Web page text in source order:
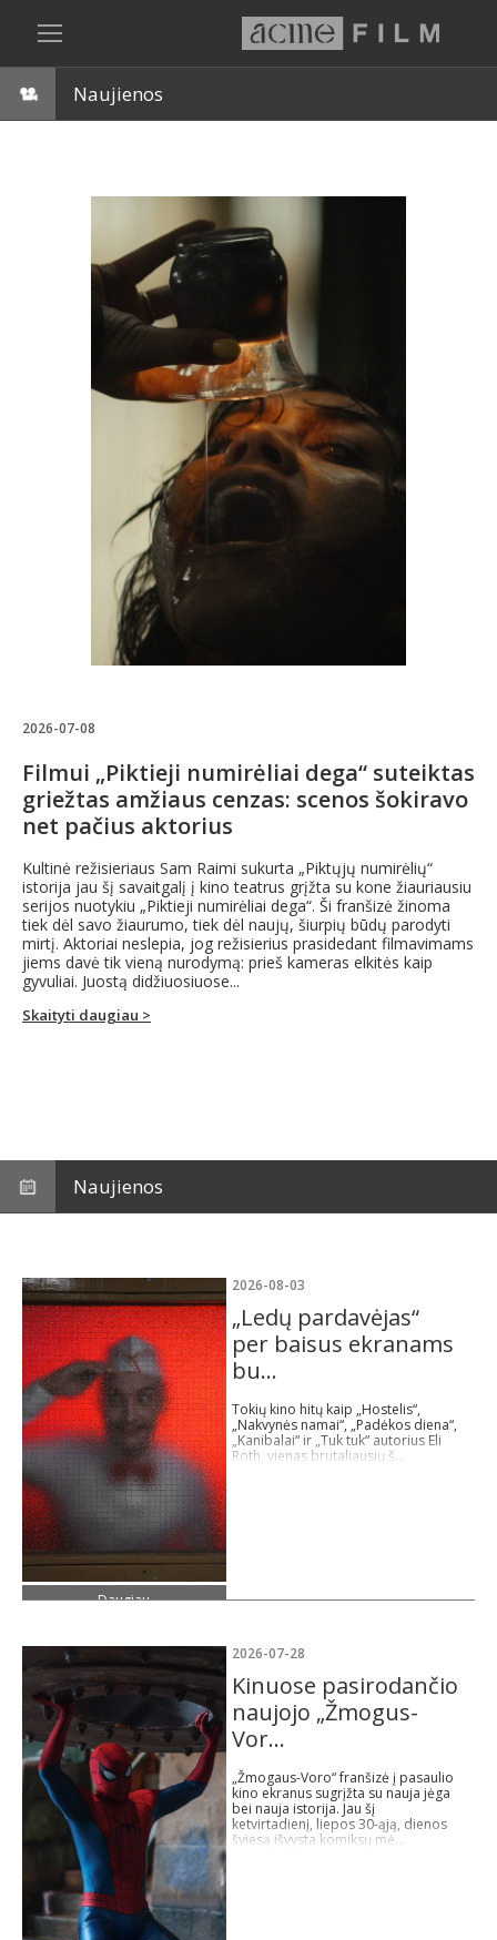
Naujienos
2026-07-08
Filmui „Piktieji numirėliai dega“ suteiktas
griežtas amžiaus cenzas: scenos šokiravo
net pačius aktorius
Kultinė režisieriaus Sam Raimi sukurta „Piktųjų numirėlių“
istorija jau šį savaitgalį į kino teatrus grįžta su kone žiauriausiu
serijos nuotykiu „Piktieji numirėliai dega“. Ši franšizė žinoma
tiek dėl savo žiaurumo, tiek dėl naujų, šiurpių būdų parodyti
mirtį. Aktoriai neslepia, jog režisierius prasidedant filmavimams
jiems davė tik vieną nurodymą: prieš kameras elkitės kaip
gyvuliai. Juostą didžiuosiuose...
Skaityti daugiau >
Naujienos
Daugiau
2026-08-03
„Ledų pardavėjas“
per baisus ekranams
bu...
Tokių kino hitų kaip „Hostelis“,
„Nakvynės namai“, „Padėkos diena“,
„Kanibalai“ ir „Tuk tuk“ autorius Eli
Roth, vienas brutaliausių š...
2026-07-28
Kinuose pasirodančio
naujojo „Žmogus-
Vor...
„Žmogaus-Voro“ franšizė į pasaulio
kino ekranus sugrįžta su nauja jėga
bei nauja istorija. Jau šį
ketvirtadienį, liepos 30-ąją, dienos
šviesą išvysta komiksų mė...